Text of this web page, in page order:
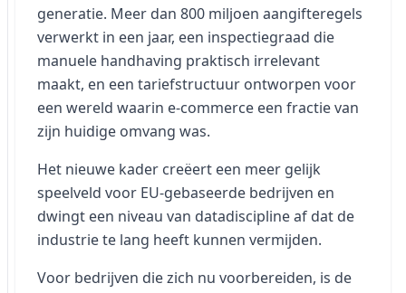
generatie. Meer dan 800 miljoen aangifteregels
verwerkt in een jaar, een inspectiegraad die
manuele handhaving praktisch irrelevant
maakt, en een tariefstructuur ontworpen voor
een wereld waarin e-commerce een fractie van
zijn huidige omvang was.
Het nieuwe kader creëert een meer gelijk
speelveld voor EU-gebaseerde bedrijven en
dwingt een niveau van datadiscipline af dat de
industrie te lang heeft kunnen vermijden.
Voor bedrijven die zich nu voorbereiden, is de